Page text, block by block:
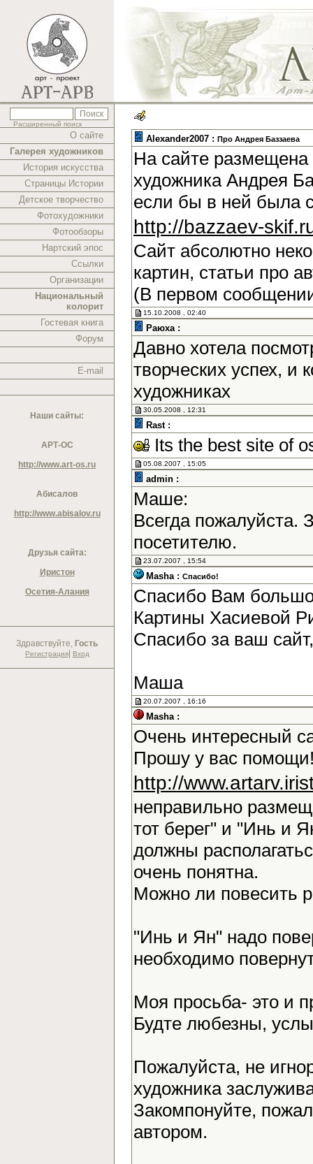
Расширенный поиск
О сайте
Галерея художников
История искусства
Страницы Истории
Детское творчество
Фотохудожники
Фотообзоры
Нартский эпос
Ссылки
Организации
Национальный
колорит
Гостевая книга
Форум
E-mail
Наши сайты:
АРТ-ОС
http://www.art-os.ru
Абисалов
http://www.abisalov.ru
Друзья сайта:
Иристон
Осетия-Алания
Здравствуйте, Гость
Регистрация| Вход
Alexander2007 : Про Андрея Баззаева
На сайте размещена
художника Андрея
если бы в ней была
http://bazzaev-
Сайт абсолютно
картин, статьи про
(В первом
15.10.2008 , 02:40
Раюха :
Давно хотела
творческих успех,
художниках
30.05.2008 , 12:31
Rast :
Its the best site of
05.08.2007 , 15:05
admin :
Маше:
Всегда
посетителю.
23.07.2007 , 15:54
Masha : Спасибо!
Спасибо Вам
Картины Хасиевой
Спасибо за ваш
Маша
20.07.2007 , 16:16
Masha :
Очень интересный
Прошу у вас
http://
неправильно
тот берег" и "Инь и
должны
очень понятна.
Можно ли повесить
"Инь и Ян" надо
необходимо
Моя просьба- это и
Будте любезны,
Пожалуйста, не
художника
Закомпонуйте,
автором.